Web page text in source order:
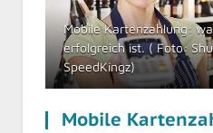
Mobile Kartenzahlung:
erfolgreich ist. ( Foto:
SpeedKingz)
Mobile